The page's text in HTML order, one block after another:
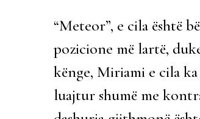
“Meteor”, e cila është
pozicione më lartë,
kënge, Miriami e cila
luajtur shumë me